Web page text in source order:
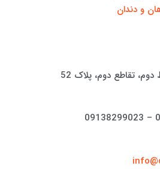
و دندان
تقاطع دوم، پلاک 52